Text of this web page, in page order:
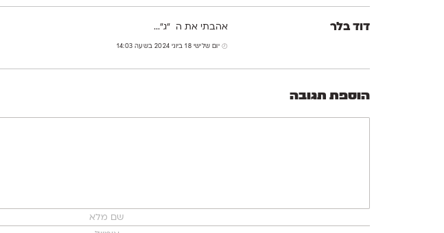
דוד בלר אהבתי את ה "ג"...
יום שלישי 18 ביוני 2024 בשעה 14:03
הוספת תגובה